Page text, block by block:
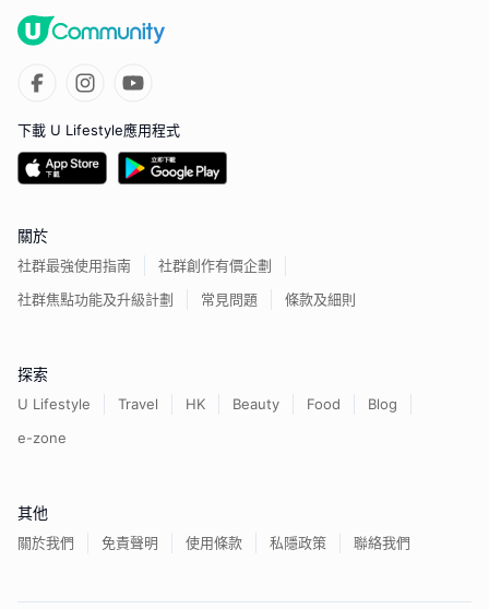
下載 U Lifestyle應用程式
關於
社群最強使用指南
社群創作有價企劃
社群焦點功能及升級計劃
常見問題 條款及細則
探索
U Lifestyle Travel HK Beauty Food
Blog
e-zone
其他
關於我們 免責聲明 使用條款 私隱政策 聯絡我們